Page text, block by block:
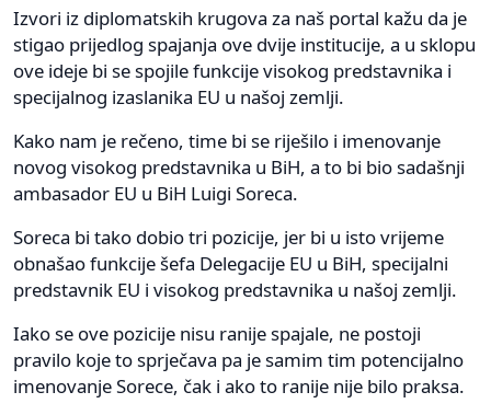
Izvori iz diplomatskih krugova za naš portal kažu da je
stigao prijedlog spajanja ove dvije institucije, a u sklopu
ove ideje bi se spojile funkcije visokog predstavnika i
specijalnog izaslanika EU u našoj zemlji.
Kako nam je rečeno, time bi se riješilo i imenovanje
novog visokog predstavnika u BiH, a to bi bio sadašnji
ambasador EU u BiH Luigi Soreca.
Soreca bi tako dobio tri pozicije, jer bi u isto vrijeme
obnašao funkcije šefa Delegacije EU u BiH, specijalni
predstavnik EU i visokog predstavnika u našoj zemlji.
Iako se ove pozicije nisu ranije spajale, ne postoji
pravilo koje to sprječava pa je samim tim potencijalno
imenovanje Sorece, čak i ako to ranije nije bilo praksa.